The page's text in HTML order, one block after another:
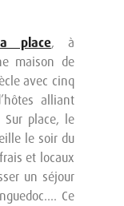
place, à
maison de
avec cinq
alliant
Sur place, le
le soir du
et locaux
un séjour
Ce